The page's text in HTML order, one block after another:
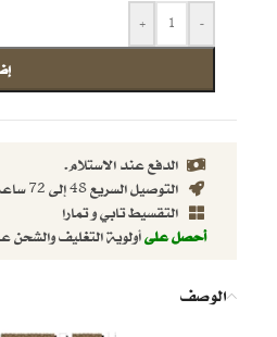
-
+
الدفع عند الاستلام.
التوصيل السريع 48 إلى 72 ساعة.
التقسيط تابي و تمارا
أحصل علىأولوية التغليف والشحن
الوصف